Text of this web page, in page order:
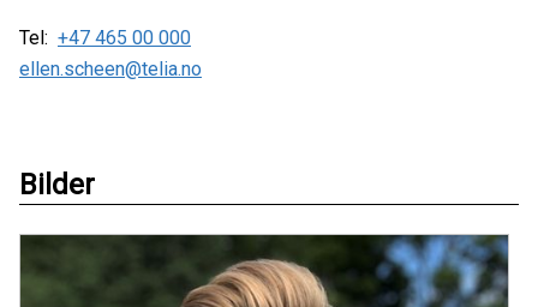
Tel: +47 465 00 000
ellen.scheen@telia.no
Bilder